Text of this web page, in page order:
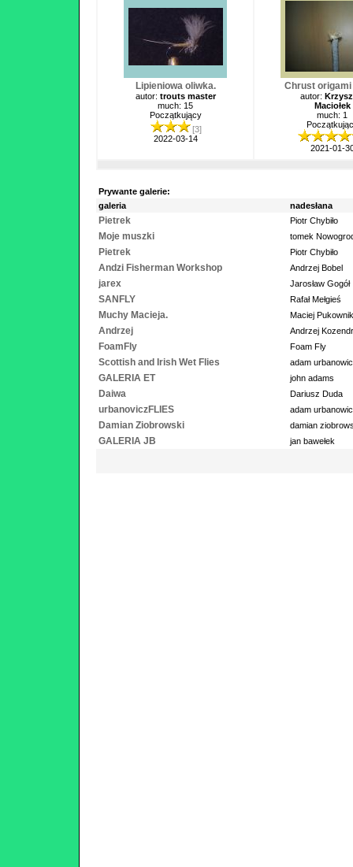
Lipieniowa oliwka.
autor: trouts master
much: 15
Początkujący
[3]
2022-03-14
Chrust origami
autor:
Maciołek
much: 1
2021-01-
Prywante galerie:
galeria
nadesłana
Pietrek Piotr Chybiło
Moje muszki tomek
Pietrek Piotr Chybiło
Andzi Fisherman Workshop Andrzej Bobel
jarex Jarosław Gogół
SANFLY Rafał Mełgieś
Muchy Macieja. Maciej Pukownik
Andrzej Andrzej
FoamFly Foam Fly
Scottish and Irish Wet Flies adam
GALERIA ET john adams
Daiwa Dariusz Duda
urbanoviczFLIES adam
Damian Ziobrowski damian
GALERIA JB jan bawełek